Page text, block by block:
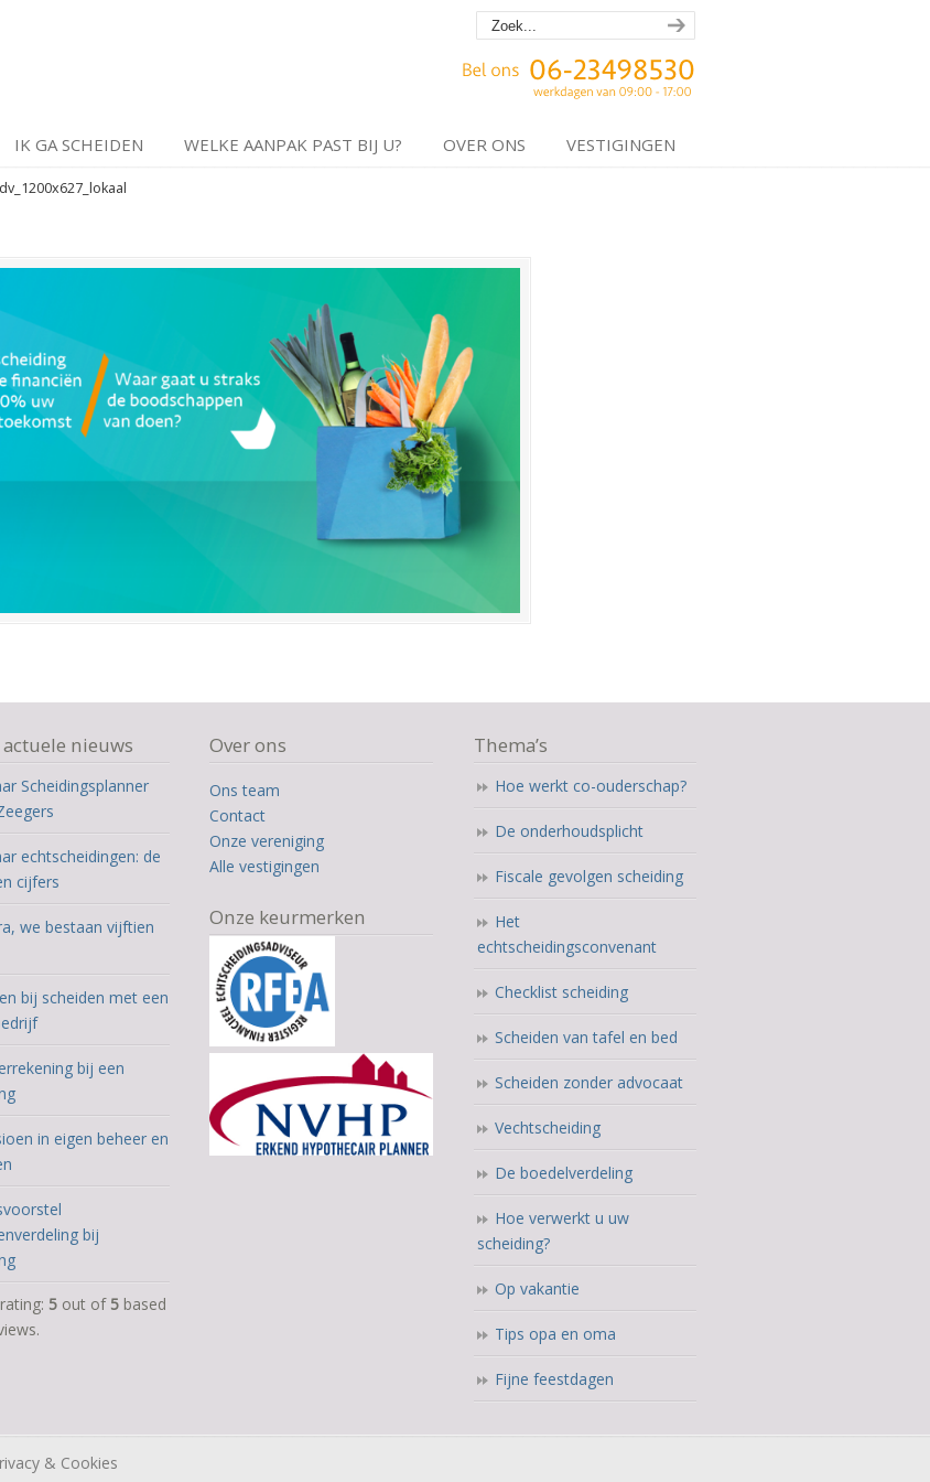
IK GA SCHEIDEN WELKE AANPAK PAST BIJ U? OVER ONS VESTIGINGEN
nieuws
Scheidingsplanner
echtscheidingen: de
cijfers
we bestaan vijftien
bij scheiden met een
bij een
in eigen beheer en
bij
5 out of 5 based
Over ons
Ons team
Contact
Onze vereniging
Alle vestigingen
Onze keurmerken
Thema’s
Hoe werkt co-ouderschap?
De onderhoudsplicht
Fiscale gevolgen scheiding
Het
echtscheidingsconvenant
Checklist scheiding
Scheiden van tafel en bed
Scheiden zonder advocaat
Vechtscheiding
De boedelverdeling
Hoe verwerkt u uw
scheiding?
Op vakantie
Tips opa en oma
Fijne feestdagen
& Cookies